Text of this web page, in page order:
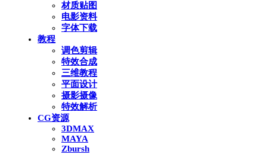
材质贴图
电影资料
字体下载
教程
调色剪辑
特效合成
三维教程
平面设计
摄影摄像
特效解析
CG资源
3DMAX
MAYA
Zbursh